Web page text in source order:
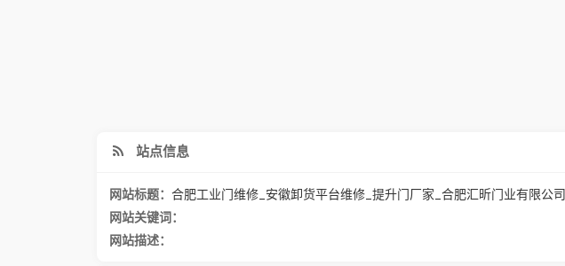
站点信息
网站标题： 合肥工业门维修_安徽卸货平台维修_提升门厂家_合肥汇昕门业有限公司
网站关键词：
网站描述：